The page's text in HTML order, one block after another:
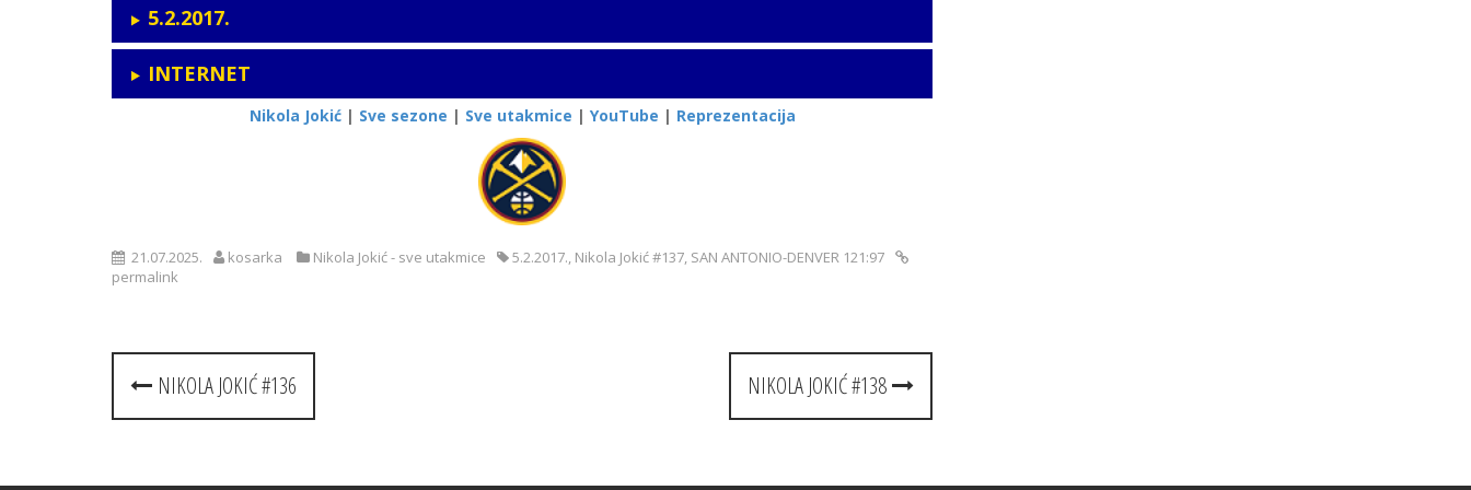
5.2.2017.
INTERNET
Nikola Jokić| Sve sezone | Sve utakmice | YouTube | Reprezentacija
21.07.2025. kosarka Nikola Jokić - sve utakmice 5.2.2017., Nikola Jokić #137, SAN ANTONIO-DENVER 121:97
permalink
Post
navigation
NIKOLA JOKIĆ #136 NIKOLA JOKIĆ #138